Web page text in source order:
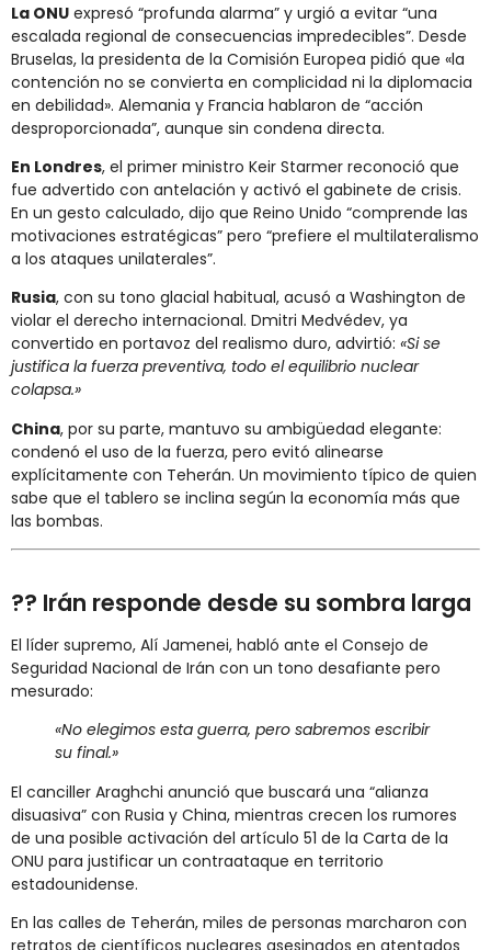
La ONU expresó “profunda alarma” y urgió a evitar “una
escalada regional de consecuencias impredecibles”. Desde
Bruselas, la presidenta de la Comisión Europea pidió que «la
contención no se convierta en complicidad ni la diplomacia
en debilidad». Alemania y Francia hablaron de “acción
desproporcionada”, aunque sin condena directa.
En Londres, el primer ministro Keir Starmer reconoció que
fue advertido con antelación y activó el gabinete de crisis.
En un gesto calculado, dijo que Reino Unido “comprende las
motivaciones estratégicas” pero “prefiere el multilateralismo
a los ataques unilaterales”.
Rusia, con su tono glacial habitual, acusó a Washington de
violar el derecho internacional. Dmitri Medvédev, ya
convertido en portavoz del realismo duro, advirtió: «Si se
justifica la fuerza preventiva, todo el equilibrio nuclear
colapsa.»
China, por su parte, mantuvo su ambigüedad elegante:
condenó el uso de la fuerza, pero evitó alinearse
explícitamente con Teherán. Un movimiento típico de quien
sabe que el tablero se inclina según la economía más que
las bombas.
?? Irán responde desde su sombra larga
El líder supremo, Alí Jamenei, habló ante el Consejo de
Seguridad Nacional de Irán con un tono desafiante pero
mesurado:
«No elegimos esta guerra, pero sabremos escribir
su final.»
El canciller Araghchi anunció que buscará una “alianza
disuasiva” con Rusia y China, mientras crecen los rumores
de una posible activación del artículo 51 de la Carta de la
ONU para justificar un contraataque en territorio
estadounidense.
En las calles de Teherán, miles de personas marcharon con